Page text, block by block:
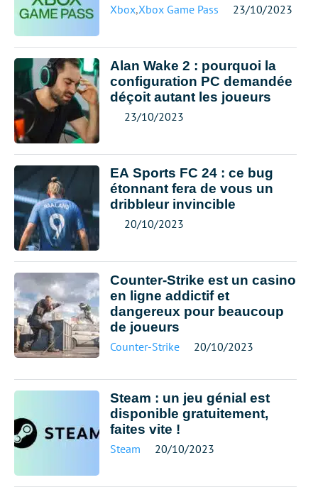
Xbox,Xbox Game Pass 23/10/2023
Alan Wake 2 : pourquoi la
configuration PC demandée
déçoit autant les joueurs
23/10/2023
EA Sports FC 24 : ce bug
étonnant fera de vous un
dribbleur invincible
20/10/2023
Counter-Strike est un casino
en ligne addictif et
dangereux pour beaucoup
de joueurs
Counter-Strike 20/10/2023
Steam : un jeu génial est
disponible gratuitement,
faites vite !
Steam 20/10/2023